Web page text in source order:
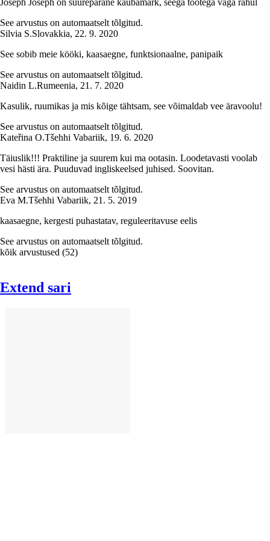
Joseph Joseph on suurepärane kaubamärk, seega tootega väga rahul
See arvustus on automaatselt tõlgitud.
Silvia S.Slovakkia, 22. 9. 2020
See sobib meie kööki, kaasaegne, funktsionaalne, panipaik
See arvustus on automaatselt tõlgitud.
Naidin L.Rumeenia, 21. 7. 2020
Kasulik, ruumikas ja mis kõige tähtsam, see võimaldab vee äravoolu!
See arvustus on automaatselt tõlgitud.
Kateřina O.Tšehhi Vabariik, 19. 6. 2020
Täiuslik!!! Praktiline ja suurem kui ma ootasin. Loodetavasti voolab
vesi hästi ära. Puuduvad ingliskeelsed juhised. Soovitan.
See arvustus on automaatselt tõlgitud.
Eva M.Tšehhi Vabariik, 21. 5. 2019
kaasaegne, kergesti puhastatav, reguleeritavuse eelis
See arvustus on automaatselt tõlgitud.
kõik arvustused (52)
Extend sari